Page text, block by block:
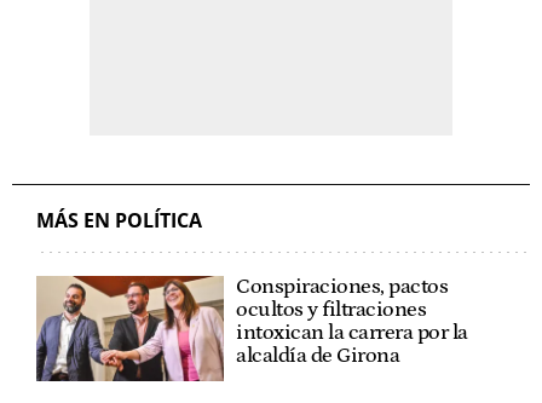
MÁS EN POLÍTICA
Conspiraciones, pactos
ocultos y filtraciones
intoxican la carrera por la
alcaldía de Girona